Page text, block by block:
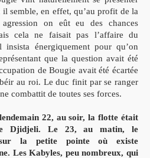
semble, en effet, qu’au profit de la
on eût eu des chances
cela ne faisait pas l’affaire du
énergiquement pour qu’on
que la question avait été
de Bougie avait été écartée
au roi. Le duc finit par se ranger
combattit de toutes ses forces.
22, au soir, la flotte était
Djidjeli. Le 23, au matin, le
sur la petite pointe où existe
Les Kabyles, peu nombreux, qui